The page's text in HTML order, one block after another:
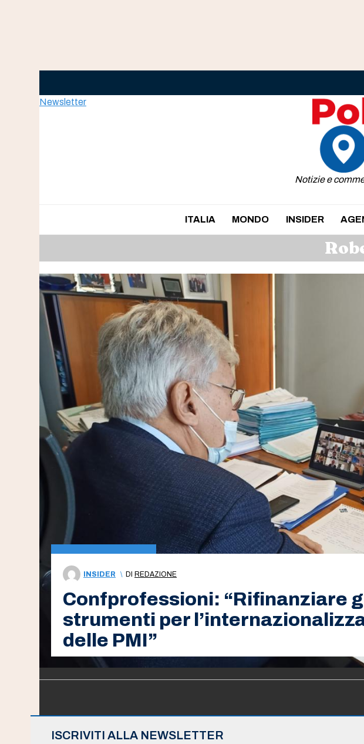
Newsletter
Notizie e
ITALIA MONDO INSIDER
INSIDER \ DI REDAZIONE
Confprofessioni: “Rifinanziare
strumenti per
delle PMI”
ISCRIVITI ALLA NEWSLETTER